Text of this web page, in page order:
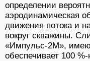
определении
аэродинамическая
движения потока и
вокруг скважины.
«Импульс-2М»,
обеспечивает 100